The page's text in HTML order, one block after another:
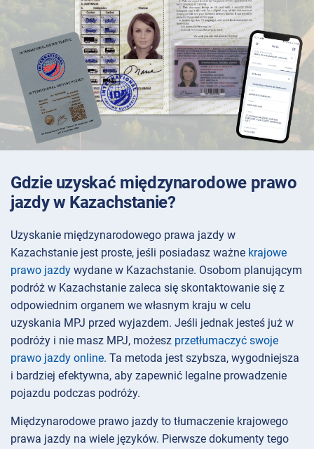
Gdzie uzyskać międzynarodowe prawo
jazdy w Kazachstanie?
Uzyskanie międzynarodowego prawa jazdy w
Kazachstanie jest proste, jeśli posiadasz ważne krajowe
prawo jazdy wydane w Kazachstanie. Osobom planującym
podróż w Kazachstanie zaleca się skontaktowanie się z
odpowiednim organem we własnym kraju w celu
uzyskania MPJ przed wyjazdem. Jeśli jednak jesteś już w
podróży i nie masz MPJ, możesz przetłumaczyć swoje
prawo jazdy online. Ta metoda jest szybsza, wygodniejsza
i bardziej efektywna, aby zapewnić legalne prowadzenie
pojazdu podczas podróży.
Międzynarodowe prawo jazdy to tłumaczenie krajowego
prawa jazdy na wiele języków. Pierwsze dokumenty tego